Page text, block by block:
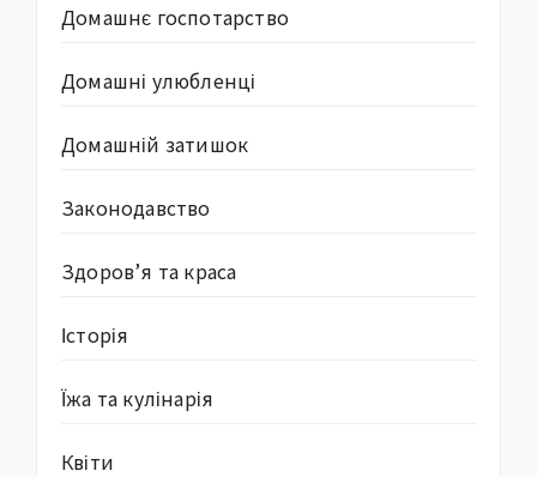
Домашнє госпотарство
Домашні улюбленці
Домашній затишок
Законодавство
Здоров’я та краса
Історія
Їжа та кулінарія
Квіти